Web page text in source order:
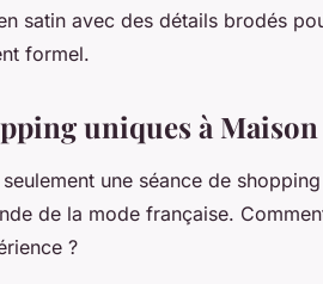
satin avec des détails brodés
formel.
uniques à Maison
une séance de
de la mode française.
?